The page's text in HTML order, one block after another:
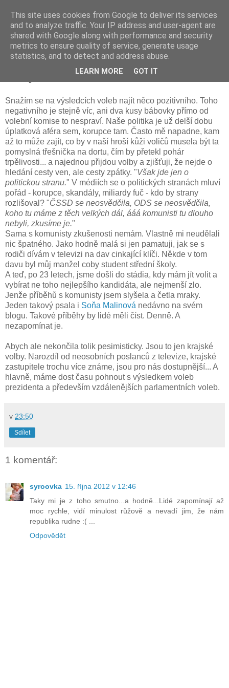
Snažím se na výsledcích voleb najít něco pozitivního. Toho
negativního je stejně víc, ani dva kusy bábovky přímo od
volební komise to nespraví. Naše politika je už delší dobu
úplatková aféra sem, korupce tam. Často mě napadne, kam
až to může zajít, co by v naší hroší kůži voličů musela být ta
pomyslná třešnička na dortu, čím by přetekl pohár
trpělivosti... a najednou přijdou volby a zjišťuji, že nejde o
hledání cesty ven, ale cesty zpátky. "Však jde jen o
politickou stranu." V médiích se o politických stranách mluví
pořád - korupce, skandály, miliardy fuč - kdo by strany
rozlišoval? "ČSSD se neosvědčila, ODS se neosvědčila,
koho tu máme z těch velkých dál, ááá komunisti tu dlouho
nebyli, zkusíme je."
Sama s komunisty zkušenosti nemám. Vlastně mi neudělali
nic špatného. Jako hodně malá si jen pamatuji, jak se s
rodiči dívám v televizi na dav cinkající klíči. Někde v tom
davu byl můj manžel coby student střední školy.
A teď, po 23 letech, jsme došli do stádia, kdy mám jít volit a
vybírat ne toho nejlepšího kandidáta, ale nejmenší zlo.
Jenže příběhů s komunisty jsem slyšela a četla mraky.
Jeden takový psala i Soňa Malinová nedávno na svém
blogu. Takové příběhy by lidé měli číst. Denně. A
nezapomínat je.
Abych ale nekončila tolik pesimisticky. Jsou to jen krajské
volby. Narozdíl od neosobních poslanců z televize, krajské
zastupitele trochu více známe, jsou pro nás dostupnější... A
hlavně, máme dost času pohnout s výsledkem voleb
prezidenta a především vzdálenějších parlamentních voleb.
v 23:50
Sdílet
1 komentář:
syroovka 15. října 2012 v 12:46
Taky mi je z toho smutno...a hodně...Lidé zapomínají až
moc rychle, vidí minulost růžově a nevadí jim, že nám
republika rudne :( ...
Odpovědět
This site uses cookies from Google to deliver its services
and to analyze traffic. Your IP address and user-agent are
shared with Google along with performance and security
metrics to ensure quality of service, generate usage
statistics, and to detect and address abuse.
LEARN MORE GOT IT